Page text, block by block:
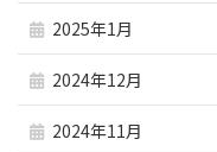
2025年1月
2024年12月
2024年11月